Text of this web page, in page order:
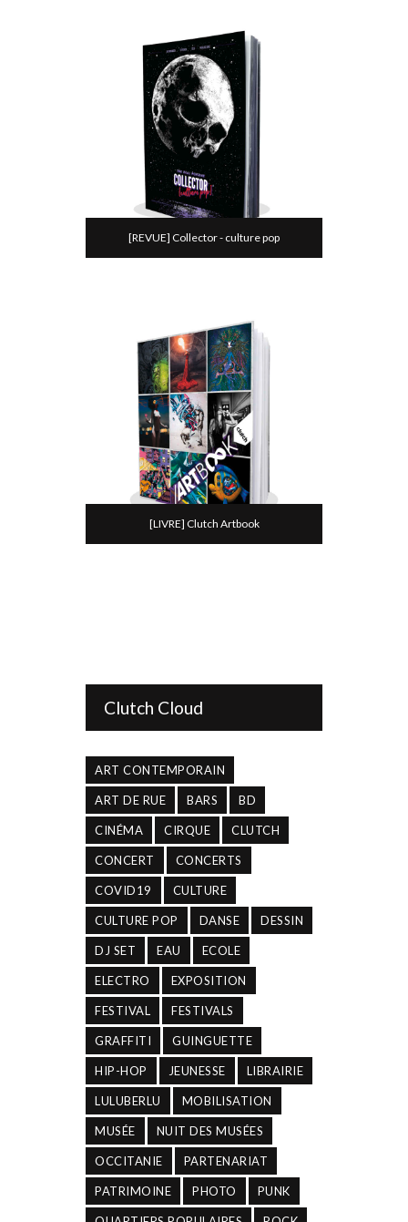
[REVUE] Collector - culture pop
[LIVRE] Clutch Artbook
Clutch Cloud
ART CONTEMPORAIN
ART DE RUE BARS BD
CINÉMA CIRQUE CLUTCH
CONCERT CONCERTS
COVID19 CULTURE
CULTURE POP DANSE DESSIN
DJ SET EAU ECOLE
ELECTRO EXPOSITION
FESTIVAL FESTIVALS
GRAFFITI GUINGUETTE
HIP-HOP JEUNESSE LIBRAIRIE
LULUBERLU MOBILISATION
MUSÉE NUIT DES MUSÉES
OCCITANIE PARTENARIAT
PATRIMOINE PHOTO PUNK